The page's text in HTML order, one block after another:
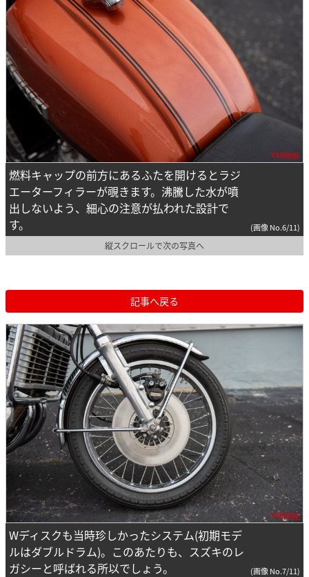
燃料キャップの前方にあるふたを開けるとラジ
エーターフィラーが覗きます。沸騰した水が噴
出しないよう、細心の注意が払われた設計で
す。
(画像 No.6/11)
縦スクロールで次の写真へ
記事へ戻る
Wディスクも当時珍しかったシステム(初期モデ
ルはダブルドラム)。このあたりも、スズキのレ
ガシーと呼ばれる所以でしょう。
(画像 No.7/11)